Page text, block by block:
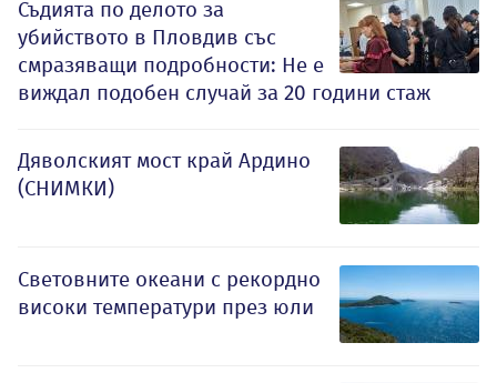
Съдията по делото за
убийството в Пловдив със
смразяващи подробности: Не е
виждал подобен случай за 20 години стаж
Дяволският мост край Ардино
(СНИМКИ)
Световните океани с рекордно
високи температури през юли